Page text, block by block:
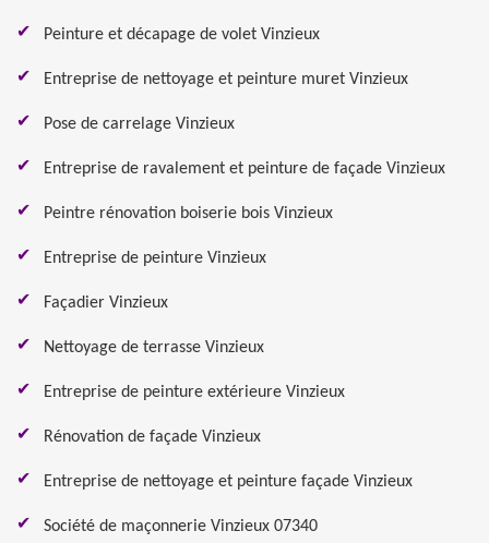
Peinture et décapage de volet Vinzieux
Entreprise de nettoyage et peinture muret Vinzieux
Pose de carrelage Vinzieux
Entreprise de ravalement et peinture de façade Vinzieux
Peintre rénovation boiserie bois Vinzieux
Entreprise de peinture Vinzieux
Façadier Vinzieux
Nettoyage de terrasse Vinzieux
Entreprise de peinture extérieure Vinzieux
Rénovation de façade Vinzieux
Entreprise de nettoyage et peinture façade Vinzieux
Société de maçonnerie Vinzieux 07340